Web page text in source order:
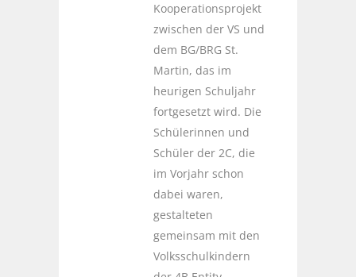
Kooperationsprojekt
zwischen der VS und
dem BG/BRG St.
Martin, das im
heurigen Schuljahr
fortgesetzt wird. Die
Schülerinnen und
Schüler der 2C, die
im Vorjahr schon
dabei waren,
gestalteten
gemeinsam mit den
Volksschulkindern